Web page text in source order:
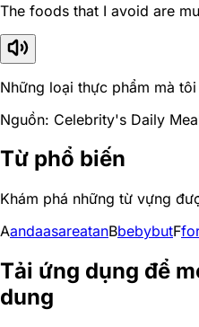
The foods that I avoid are
Những loại thực phẩm mà
Nguồn: Celebrity's Daily
Từ phổ biến
Khám phá những từ vựng
AandaasareatanBbebybutF
Tải ứng dụng để
dung